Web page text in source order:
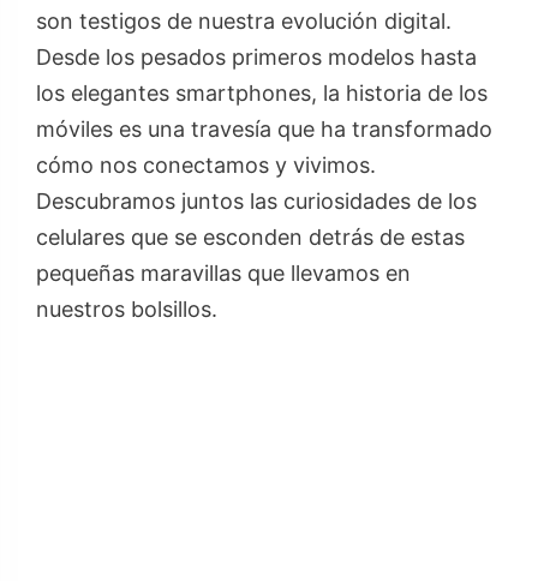
son testigos de nuestra evolución digital.
Desde los pesados primeros modelos hasta
los elegantes smartphones, la historia de los
móviles es una travesía que ha transformado
cómo nos conectamos y vivimos.
Descubramos juntos las curiosidades de los
celulares que se esconden detrás de estas
pequeñas maravillas que llevamos en
nuestros bolsillos.